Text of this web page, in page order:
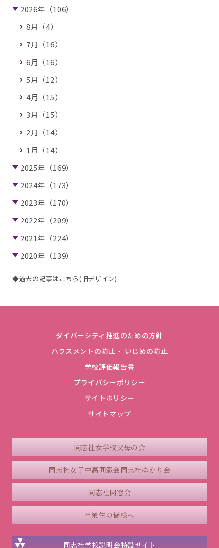
2026年（106）
8月（4）
7月（16）
6月（16）
5月（12）
4月（15）
3月（15）
2月（14）
1月（14）
2025年（169）
2024年（173）
2023年（170）
2022年（209）
2021年（224）
2020年（139）
◆過去の記事はこちら(旧デザイン)
ダイバーシティ推進のための方針
ハラスメントの防止・ いじめの防止
学校評価報告書
プライバシーポリシー
サイトポリシー
サイトマップ
同志社女学校父母の会
同志社女子中高同窓会同志社ゆかり会
同志社同窓会
卒業生の皆様へ
同志社学校説明会特設サイト